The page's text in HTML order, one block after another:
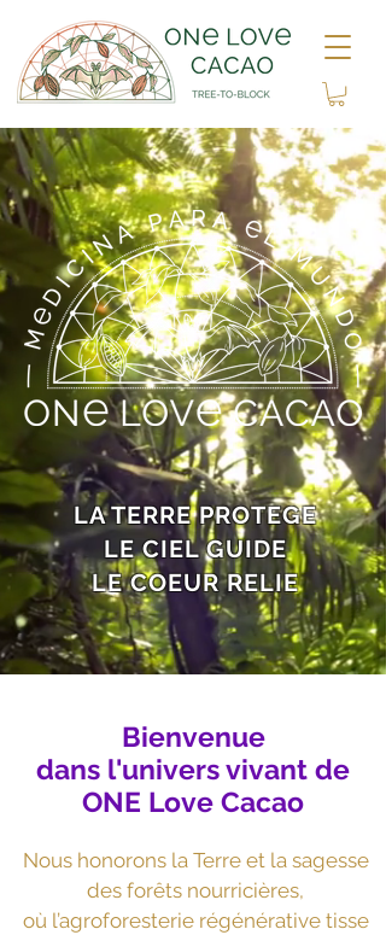
LA TERRE PROTEGE
LE CIEL GUIDE
LE COEUR RELIE
Bienvenue
dans l'univers vivant de
ONE Love Cacao
Nous honorons la Terre et la sagesse
des forêts nourricières,
où l’agroforesterie régénérative tisse